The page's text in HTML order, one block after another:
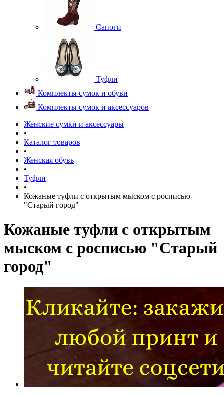
Сапоги
Туфли
Комплекты сумок и обуви
Комплекты сумок и аксессуаров
Женские сумки и аксессуары
•
Каталог товаров
•
Женская обувь
•
Туфли
•
Кожаные туфли с открытым мыском с росписью
"Старый город"
Кожаные туфли с открытым
мыском с росписью "Старый
город"